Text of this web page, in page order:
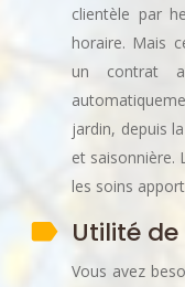
clientèle par
horaire. Mais
un contrat
jardin, depuis
et saisonnière.
les soins
Utilité
Vous avez